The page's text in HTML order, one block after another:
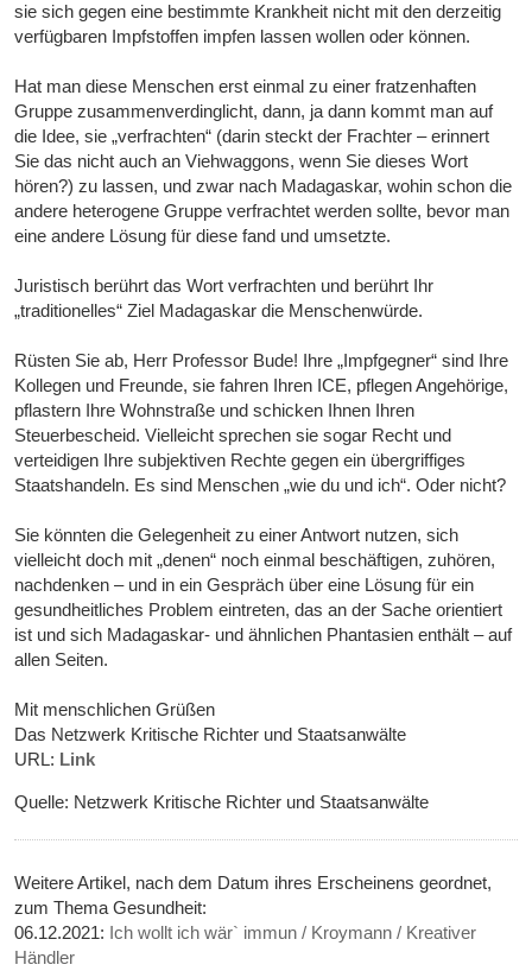
sie sich gegen eine bestimmte Krankheit nicht mit den derzeitig
verfügbaren Impfstoffen impfen lassen wollen oder können.
Hat man diese Menschen erst einmal zu einer fratzenhaften
Gruppe zusammenverdinglicht, dann, ja dann kommt man auf
die Idee, sie „verfrachten“ (darin steckt der Frachter – erinnert
Sie das nicht auch an Viehwaggons, wenn Sie dieses Wort
hören?) zu lassen, und zwar nach Madagaskar, wohin schon die
andere heterogene Gruppe verfrachtet werden sollte, bevor man
eine andere Lösung für diese fand und umsetzte.
Juristisch berührt das Wort verfrachten und berührt Ihr
„traditionelles“ Ziel Madagaskar die Menschenwürde.
Rüsten Sie ab, Herr Professor Bude! Ihre „Impfgegner“ sind Ihre
Kollegen und Freunde, sie fahren Ihren ICE, pflegen Angehörige,
pflastern Ihre Wohnstraße und schicken Ihnen Ihren
Steuerbescheid. Vielleicht sprechen sie sogar Recht und
verteidigen Ihre subjektiven Rechte gegen ein übergriffiges
Staatshandeln. Es sind Menschen „wie du und ich“. Oder nicht?
Sie könnten die Gelegenheit zu einer Antwort nutzen, sich
vielleicht doch mit „denen“ noch einmal beschäftigen, zuhören,
nachdenken – und in ein Gespräch über eine Lösung für ein
gesundheitliches Problem eintreten, das an der Sache orientiert
ist und sich Madagaskar- und ähnlichen Phantasien enthält – auf
allen Seiten.
Mit menschlichen Grüßen
Das Netzwerk Kritische Richter und Staatsanwälte
URL: Link
Quelle: Netzwerk Kritische Richter und Staatsanwälte
Weitere Artikel, nach dem Datum ihres Erscheinens geordnet,
zum Thema Gesundheit:
06.12.2021: Ich wollt ich wär` immun / Kroymann / Kreativer
Händler